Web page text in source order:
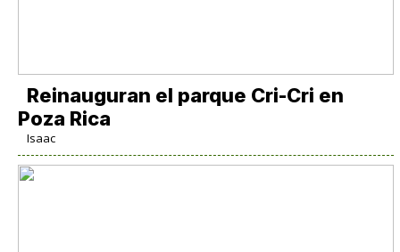
Reinauguran el parque Cri-Cri en
Poza Rica
Isaac